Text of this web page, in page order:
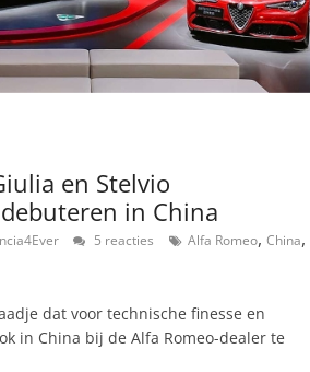
en Stelvio
in China
5 reacties Alfa Romeo, China,
dat voor technische finesse en
in China bij de Alfa Romeo-dealer te